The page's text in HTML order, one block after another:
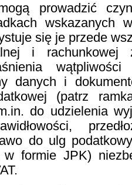
prowadzić
wskazanych
się je przede
i rachunkowej
wątpliwości
danych i
(patrz
do udzielenia
do ulg
w formie JPK)